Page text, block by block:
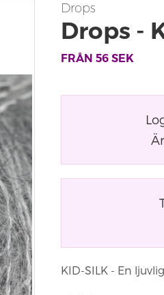
Drops
Drops -
FRÅN 56 SEK
KID-SILK - En